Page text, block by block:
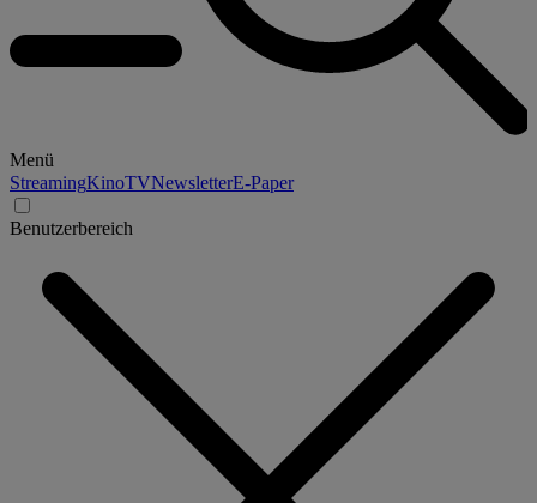
Menü
StreamingKinoTVNewsletterE-Paper
Benutzerbereich